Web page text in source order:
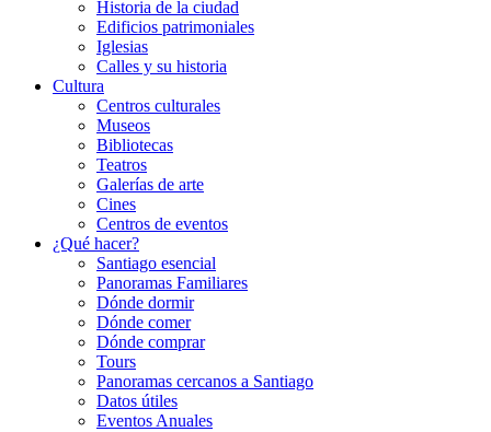
Historia de la ciudad
Edificios patrimoniales
Iglesias
Calles y su historia
Cultura
Centros culturales
Museos
Bibliotecas
Teatros
Galerí­as de arte
Cines
Centros de eventos
¿Qué hacer?
Santiago esencial
Panoramas Familiares
Dónde dormir
Dónde comer
Dónde comprar
Tours
Panoramas cercanos a Santiago
Datos útiles
Eventos Anuales